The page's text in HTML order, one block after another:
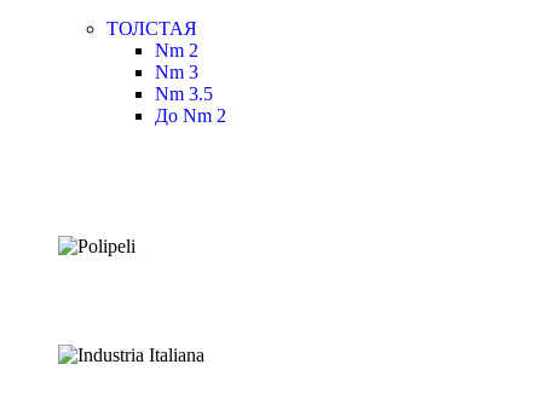
ТОЛСТАЯ
Nm 2
Nm 3
Nm 3.5
До Nm 2